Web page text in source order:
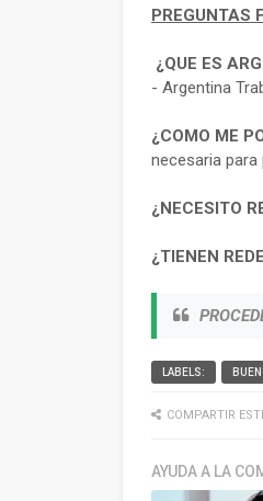
PREGUNTAS
¿QUE ES
- Argentina
¿COMO ME
necesaria para
¿NECESITO
¿TIENEN
LABELS:
COMPARTIR
AYUDA A LA